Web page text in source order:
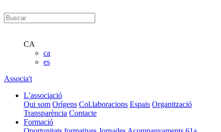
CA
ca
es
Associa't
L’associació
Qui som Orígens Col.laboracions Espais Organització
Transparència Contacte
Formació